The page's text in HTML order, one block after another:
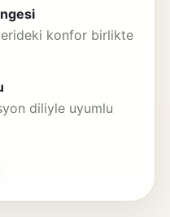
konfor birlikte
diliyle uyumlu